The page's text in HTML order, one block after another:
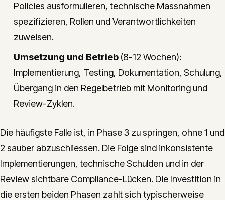
Policies ausformulieren, technische Massnahmen
spezifizieren, Rollen und Verantwortlichkeiten
zuweisen.
Umsetzung und Betrieb (8-12 Wochen):
Implementierung, Testing, Dokumentation, Schulung,
Übergang in den Regelbetrieb mit Monitoring und
Review-Zyklen.
Die häufigste Falle ist, in Phase 3 zu springen, ohne 1 und
2 sauber abzuschliessen. Die Folge sind inkonsistente
Implementierungen, technische Schulden und in der
Review sichtbare Compliance-Lücken. Die Investition in
die ersten beiden Phasen zahlt sich typischerweise